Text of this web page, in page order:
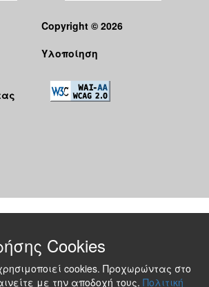
Copyright © 2026
Υλοποίηση
Cookies
cookies. Προχωρώντας στο
με την αποδοχή τους. Πολιτική